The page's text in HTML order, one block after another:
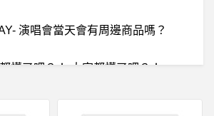
演唱會當天會有周邊商品嗎？
懂了吧？！ 大家都懂了吧？！